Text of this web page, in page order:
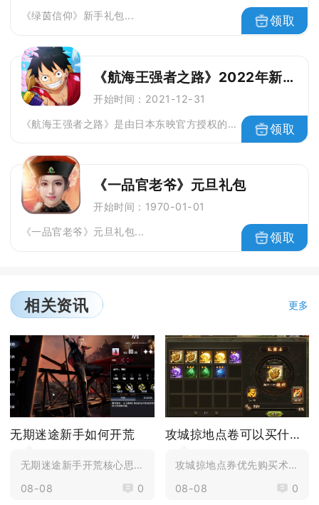
领取
《绿茵信仰》新手礼包...
领取
《航海王强者之路》2022年新年礼包
开始时间：2021-12-31
《航海王强者之路》是由日本东映官方授权的"ONE PIECE"题材手游。以全球热映动画《航海王》为游戏蓝本，高度还原动画的故事情节与人物设定。经典动漫题材结合经典手游玩法，开启双经典模式的《航海王强者之路》，2015年超高人气《航海王》题材手游新番。...
领取
《一品官老爷》元旦礼包
开始时间：1970-01-01
《一品官老爷》元旦礼包...
相关资讯 更多
无期迷途新手如何开荒
无期迷途新手开荒核心思路优先免费强势角色组建通用混...
08-08
0
攻城掠地点卷可以买什么好
攻城掠地点券优先购买术士工坊、牢房、核心套装图纸，...
08-08
0